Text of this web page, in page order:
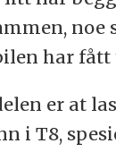
noe
har fått
er at
i T8,